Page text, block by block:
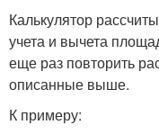
Калькулятор
учета и вычета
еще раз повторить
описанные выше.
К примеру: